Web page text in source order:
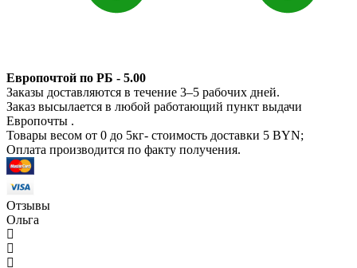
Европочтой по РБ - 5.00
Заказы доставляются в течение 3–5 рабочих дней.
Заказ высылается в любой работающий пункт выдачи
Европочты .
Товары весом от 0 до 5кг- стоимость доставки 5 BYN;
Оплата производится по факту получения.
Отзывы
Ольга